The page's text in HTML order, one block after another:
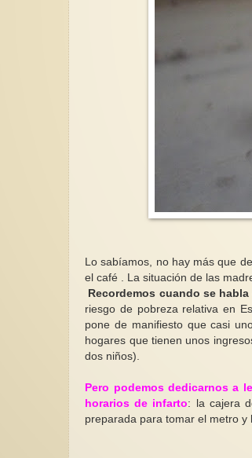
Lo sabíamos, no hay más que
el café . La situación de las
Recordemos cuando se
riesgo de pobreza relativa en
pone de manifiesto que casi
hogares que tienen unos
dos niños).
Pero podemos dedicarnos a
horarios de infarto: la cajera
preparada para tomar el metro y